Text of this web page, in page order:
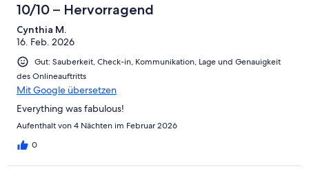
10/10 – Hervorragend
Cynthia M.
16. Feb. 2026
Gut: Sauberkeit, Check-in, Kommunikation, Lage und Genauigkeit
des Onlineauftritts
Mit Google übersetzen
Everything was fabulous!
Aufenthalt von 4 Nächten im Februar 2026
0